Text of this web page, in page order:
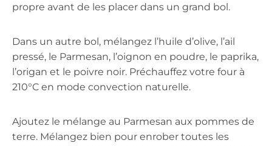
propre avant de les placer dans un grand bol.
Dans un autre bol, mélangez l’huile d’olive, l’ail
pressé, le Parmesan, l’oignon en poudre, le paprika,
l’origan et le poivre noir. Préchauffez votre four à
210°C en mode convection naturelle.
Ajoutez le mélange au Parmesan aux pommes de
terre. Mélangez bien pour enrober toutes les